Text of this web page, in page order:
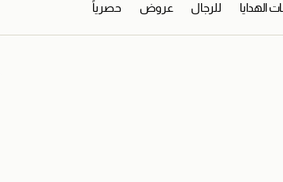
الهدايا للرجال عروض حصرياً